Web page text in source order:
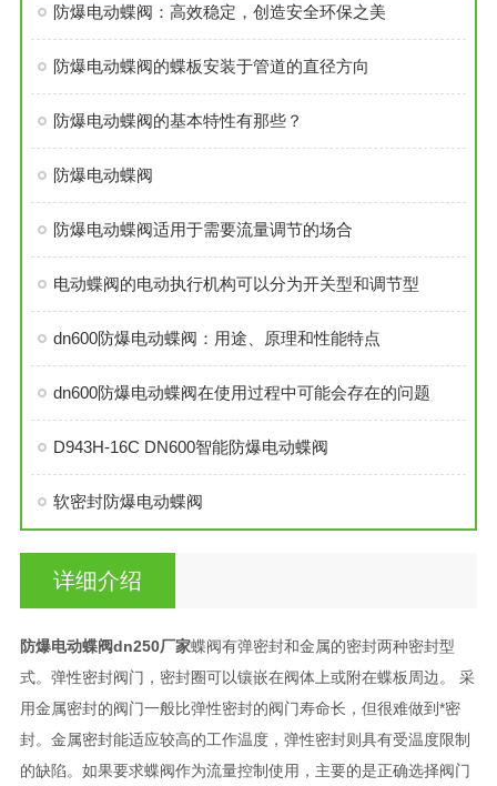
防爆电动蝶阀：高效稳定，创造安全环保之美
防爆电动蝶阀的蝶板安装于管道的直径方向
防爆电动蝶阀的基本特性有那些？
防爆电动蝶阀
防爆电动蝶阀适用于需要流量调节的场合
电动蝶阀的电动执行机构可以分为开关型和调节型
dn600防爆电动蝶阀：用途、原理和性能特点
dn600防爆电动蝶阀在使用过程中可能会存在的问题
D943H-16C DN600智能防爆电动蝶阀
软密封防爆电动蝶阀
详细介绍
防爆电动蝶阀dn250厂家蝶阀有弹密封和金属的密封两种密封型
式。弹性密封阀门，密封圈可以镶嵌在阀体上或附在蝶板周边。 采
用金属密封的阀门一般比弹性密封的阀门寿命长，但很难做到*密
封。 金属密封能适应较高的工作温度，弹性密封则具有受温度限制
的缺陷。如果要求蝶阀作为流量控制使用，主要的是正确选择阀门